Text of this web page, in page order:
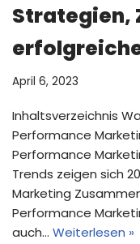
Strategien,
April 6, 2023
Inhaltsverzeichnis
Performance
Performance
Trends zeigen sich
Marketing
Performance
auch… Weiterlesen »